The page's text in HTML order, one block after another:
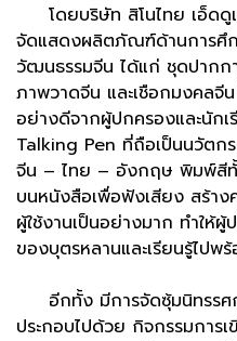
โดยบริษัท สิโนไทย เอ็ดดูเ
จัดแสดงผลิตภัณฑ์ด้านการศึก
วัฒนธรรมจีน ได้แก่ ชุดปาก
ภาพวาดจีน และเชือกมงคลจี
อย่างดีจากผู้ปกครองและนัก
Talking Pen ที่ถือเป็นนวัตกร
จีน – ไทย – อังกฤษ พิมพ์สีทั้
บนหนังสือเพื่อฟังเสียง สร้าง
ผู้ใช้งานเป็นอย่างมาก ทำให้
ของบุตรหลานและเรียนรู้ไปพ
อีกทั้ง มีการจัดซุ้มนิทรรศ
ประกอบไปด้วย กิจกรรมกา